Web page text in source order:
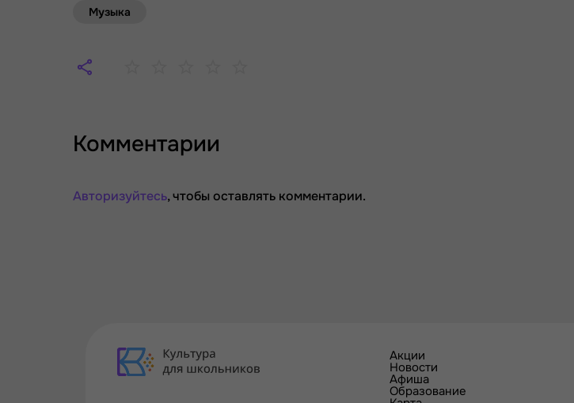
Музыка
Комментарии
Авторизуйтесь, чтобы оставлять комментарии.
Акции
Новости
Афиша
Образование